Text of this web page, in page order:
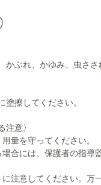
かぶれ、かゆみ、虫ささ
塗擦してください。
注意〉
量を守ってください。
場合には、保護者の指導
に注意してください。万